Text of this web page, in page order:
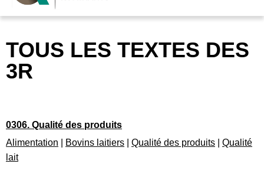
TOUS LES TEXTES DES
3R
0306. Qualité des produits
Alimentation
Bovins laitiers Qualité des produits
Qualité
lait